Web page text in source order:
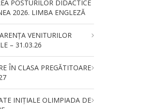
POSTURILOR DIDACTICE
2026. LIMBA ENGLEZĂ
VENITURILOR
– 31.03.26
ÎN CLASA PREGĂTITOARE
INIȚIALE OLIMPIADA DE